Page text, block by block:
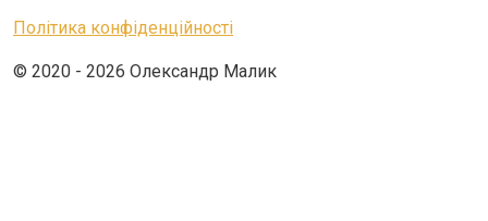
Політика конфіденційності
© 2020 - 2026 Олександр Малик